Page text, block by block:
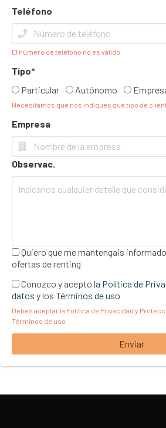
Teléfono
El número de teléfono no es válido
Tipo*
Particular
Autónomo
Necesitamos que nos indiques que tipo de
Empresa
Observac.
Quiero que me mantengais
ofertas de renting
Conozco y acepto la Política de
datos y los Términos de uso
Debes aceptar la Política de Privacidad y
Términos de uso
Enviar